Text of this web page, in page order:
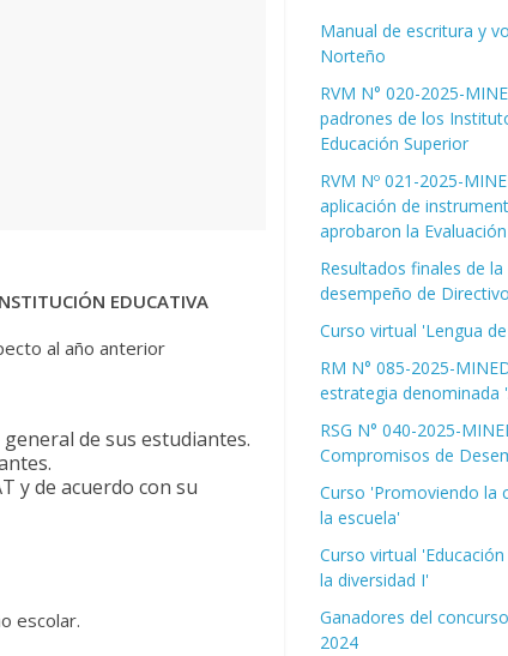
EDUCATIVA
al año anterior
de sus estudiantes.
y de acuerdo con su
escolar.
Manual de escritura y
Norteño
RVM N° 020-2025-
padrones de los
Educación Superior
RVM Nº 021-2025-
aplicación de
aprobaron la
Resultados finales de
desempeño de
Curso virtual 'Lengua
RM N° 085-2025-
estrategia denominada
RSG N° 040-2025-
Compromisos de
Curso 'Promoviendo la
la escuela'
Curso virtual
la diversidad I'
Ganadores del
2024